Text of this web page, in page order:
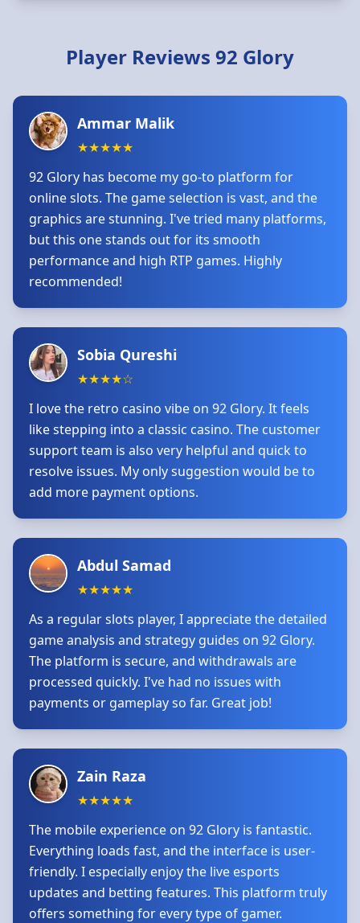
Player Reviews 92 Glory
Ammar Malik
★★★★★
92 Glory has become my go-to platform for
online slots. The game selection is vast, and the
graphics are stunning. I've tried many platforms,
but this one stands out for its smooth
performance and high RTP games. Highly
recommended!
Sobia Qureshi
★★★★☆
I love the retro casino vibe on 92 Glory. It feels
like stepping into a classic casino. The customer
support team is also very helpful and quick to
resolve issues. My only suggestion would be to
add more payment options.
Abdul Samad
★★★★★
As a regular slots player, I appreciate the detailed
game analysis and strategy guides on 92 Glory.
The platform is secure, and withdrawals are
processed quickly. I've had no issues with
payments or gameplay so far. Great job!
Zain Raza
★★★★★
The mobile experience on 92 Glory is fantastic.
Everything loads fast, and the interface is user-
friendly. I especially enjoy the live esports
updates and betting features. This platform truly
offers something for every type of gamer.